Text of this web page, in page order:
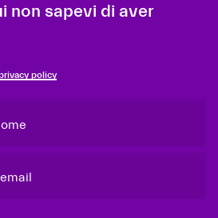
non sapevi di aver
policy